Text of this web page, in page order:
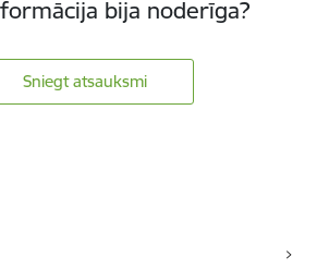
bija noderīga?
Sniegt atsauksmi